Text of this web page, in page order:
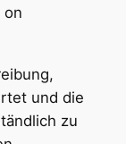
on
und die
zu